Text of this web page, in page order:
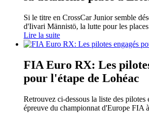
Si le titre en CrossCar Junior semble
d'Iivari Männistö, la lutte pour les
Lire la suite
FIA Euro RX: Les
pour l'étape de Lohéac
Retrouvez ci-dessous la liste des pilotes
épreuve du championnat d'Europe FIA